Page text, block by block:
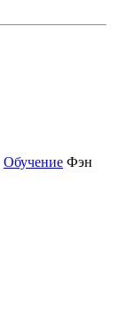
Обучение Фэн